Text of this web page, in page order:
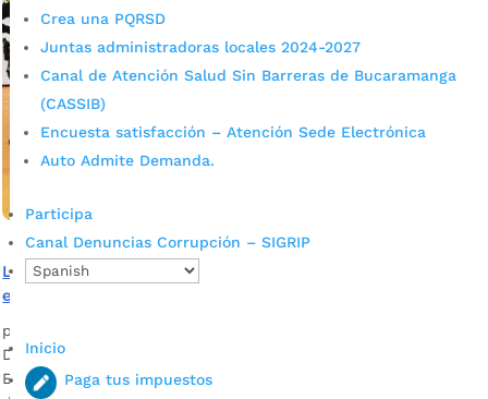
Crea una PQRSD
Juntas administradoras locales 2024-2027
Canal de Atención Salud Sin Barreras de Bucaramanga
(CASSIB)
Encuesta satisfacción – Atención Sede Electrónica
Auto Admite Demanda.
Participa
Canal Denuncias Corrupción – SIGRIP
Inicio
Paga tus impuestos
La nueva Primera Dama, Ana Lucía Pineda, recorrió
espacios del Circuito del Cuidado en Bucaramanga
por
Durante la visita del presidente electo Abelardo de la
Espriella, la nueva primera dama, Ana Lucía Pineda, recorrió